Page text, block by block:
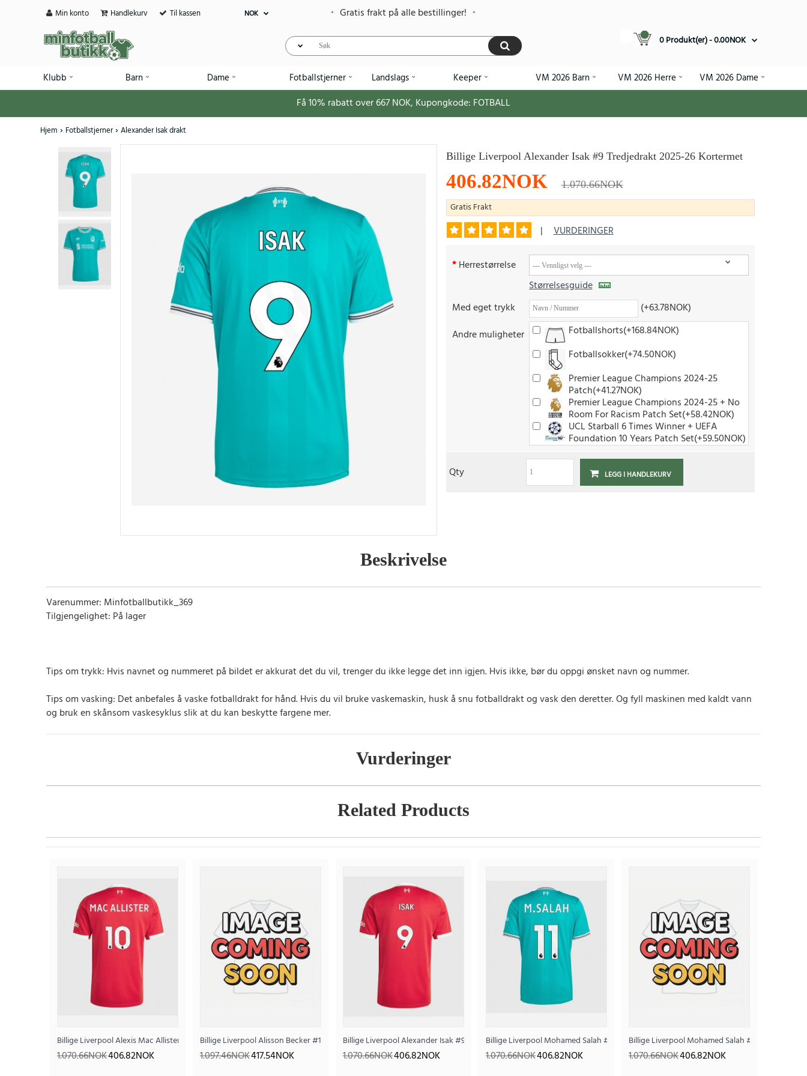
Min konto Handlekurv Til kassen NOK Gratis frakt på alle bestillinger!
0 Produkt(er) - 0.00NOK
Klubb Barn Dame Fotballstjerner Landslags Keeper VM 2026 Barn VM 2026 Herre VM 2026 Dame
Få 10% rabatt over667 NOK, Kupongkode: FOTBALL
Hjem Fotballstjerner Alexander Isak drakt
Billige Liverpool Alexander Isak #9 Tredjedrakt 2025-26 Kortermet
406.82NOK 1.070.66NOK
Gratis Frakt
| VURDERINGER
Herrestørrelse
Størrelsesguide
Med eget trykk
(+63.78NOK)
Andre muligheter
Fotballshorts(+168.84NOK)
Fotballsokker(+74.50NOK)
Premier League Champions 2024-25
Patch(+41.27NOK)
Premier League Champions 2024-25 + No
Room For Racism Patch Set(+58.42NOK)
UCL Starball 6 Times Winner + UEFA
Foundation 10 Years Patch Set(+59.50NOK)
Qty
Beskrivelse
Varenummer: Minfotballbutikk_369
Tilgjengelighet: På lager
Tips om trykk: Hvis navnet og nummeret på bildet er akkurat det du vil, trenger du ikke legge det inn igjen. Hvis ikke, bør du oppgi ønsket navn og nummer.
Tips om vasking: Det anbefales å vaske fotballdrakt for hånd. Hvis du vil bruke vaskemaskin, husk å snu fotballdrakt og vask den deretter. Og fyll maskinen med kaldt vann
og bruk en skånsom vaskesyklus slik at du kan beskytte fargene mer.
Vurderinger
Related Products
Billige Liverpool Alexis Mac Allister #10 Hjemmedrakt 2025-26 Kortermet
1.070.66NOK406.82NOK
Billige Liverpool Alisson Becker #1 Keeper Hjemmedrakt 2025-26 Langermet
1.097.46NOK417.54NOK
Billige Liverpool Alexander Isak #9 Hjemmedrakt 2025-26 Kortermet
1.070.66NOK406.82NOK
Billige Liverpool Mohamed Salah #11 Tredjedrakt 2025-26 Kortermet
1.070.66NOK406.82NOK
Billige Liverpool Mohamed Salah #11
1.070.66NOK406.82NOK